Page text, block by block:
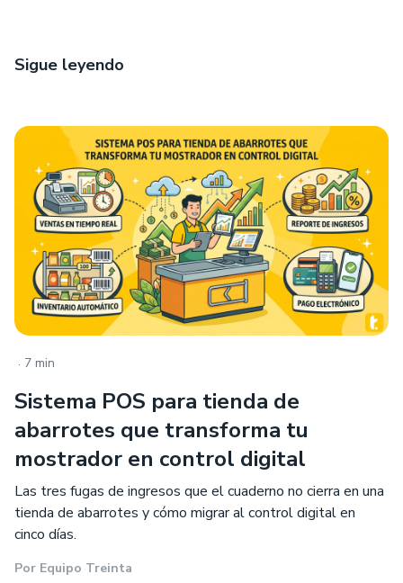
Sigue leyendo
. 7 min
Sistema POS para tienda de
abarrotes que transforma tu
mostrador en control digital
Las tres fugas de ingresos que el cuaderno no cierra en una
tienda de abarrotes y cómo migrar al control digital en
cinco días.
Por Equipo Treinta